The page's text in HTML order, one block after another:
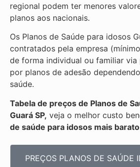
regional podem ter menores
planos aos nacionais.
Os Planos de Saúde para idosos
contratados pela empresa
de forma individual ou familiar via
por planos de adesão
saúde.
Tabela de preços de Planos de
Guará SP, veja o melhor custo
de saúde para idosos mais
PREÇOS PLANOS DE SAÚDE